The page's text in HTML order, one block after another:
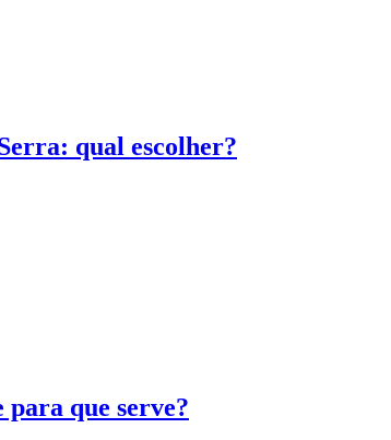
qual escolher?
que serve?